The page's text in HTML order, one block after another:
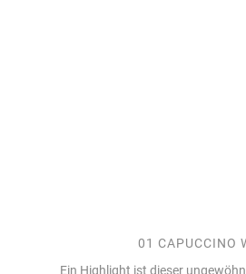
01 CAPUCCINO
Ein Highlight ist dieser